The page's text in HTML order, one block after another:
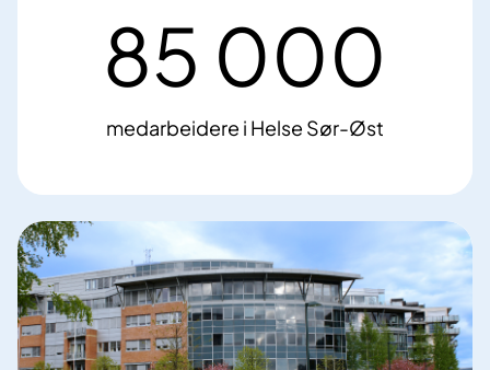
8
0
85 000
medarbeidere i Helse Sør-Øst